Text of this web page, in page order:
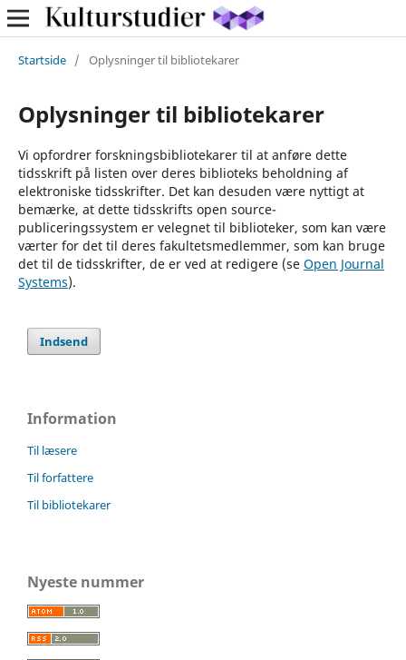
Startside / Oplysninger til bibliotekarer
Oplysninger til bibliotekarer
Vi opfordrer forskningsbibliotekarer til at anføre dette
tidsskrift på listen over deres biblioteks beholdning af
elektroniske tidsskrifter. Det kan desuden være nyttigt at
bemærke, at dette tidsskrifts open source-
publiceringssystem er velegnet til biblioteker, som kan være
værter for det til deres fakultetsmedlemmer, som kan bruge
det til de tidsskrifter, de er ved at redigere (se Open Journal
Systems).
Indsend
Information
Til læsere
Til forfattere
Til bibliotekarer
Nyeste nummer